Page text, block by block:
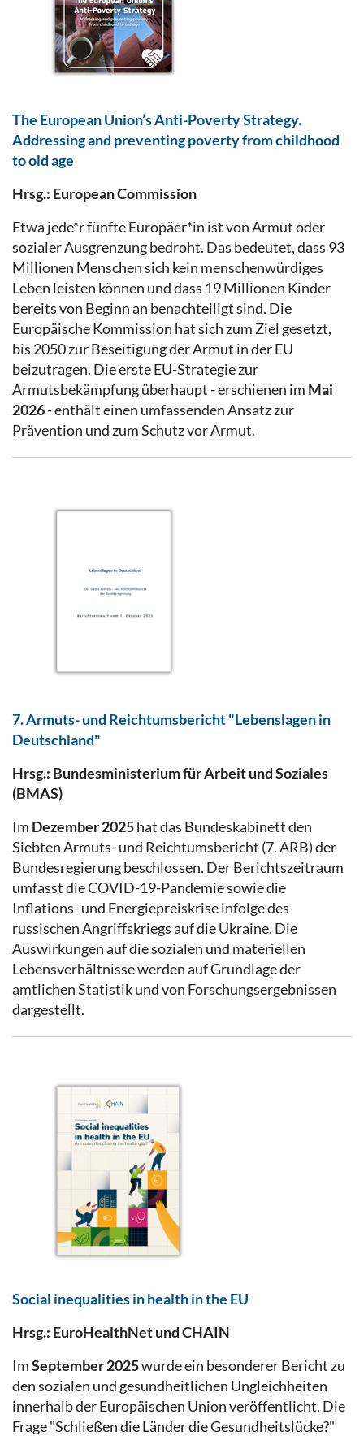
The European Union’s Anti-Poverty Strategy.
Addressing and preventing poverty from childhood
to old age
Hrsg.: European Commission
Etwa jede*r fünfte Europäer*in ist von Armut oder
sozialer Ausgrenzung bedroht. Das bedeutet, dass 93
Millionen Menschen sich kein menschenwürdiges
Leben leisten können und dass 19 Millionen Kinder
bereits von Beginn an benachteiligt sind. Die
Europäische Kommission hat sich zum Ziel gesetzt,
bis 2050 zur Beseitigung der Armut in der EU
beizutragen. Die erste EU-Strategie zur
Armutsbekämpfung überhaupt - erschienen im Mai
2026- enthält einen umfassenden Ansatz zur
Prävention und zum Schutz vor Armut.
7. Armuts- und Reichtumsbericht "Lebenslagen in
Deutschland"
Hrsg.: Bundesministerium für Arbeit und Soziales
(BMAS)
Im Dezember 2025hat das Bundeskabinett den
Siebten Armuts- und Reichtumsbericht (7. ARB) der
Bundesregierung beschlossen. Der Berichtszeitraum
umfasst die COVID-19-Pandemie sowie die
Inflations- und Energiepreiskrise infolge des
russischen Angriffskriegs auf die Ukraine. Die
Auswirkungen auf die sozialen und materiellen
Lebensverhältnisse werden auf Grundlage der
amtlichen Statistik und von Forschungsergebnissen
dargestellt.
Social inequalities in health in the EU
Hrsg.: EuroHealthNet und CHAIN
ImSeptember 2025wurde ein besonderer Bericht zu
den sozialen und gesundheitlichen Ungleichheiten
innerhalb der Europäischen Union veröffentlicht. Die
Frage "Schließen die Länder die Gesundheitslücke?"